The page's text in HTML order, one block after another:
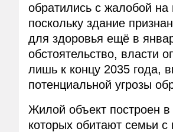
обратились с жалобой
поскольку здание
для здоровья ещё в
обстоятельство, власти
лишь к концу 2035 года,
потенциальной угрозы
Жилой объект построен в
которых обитают семьи